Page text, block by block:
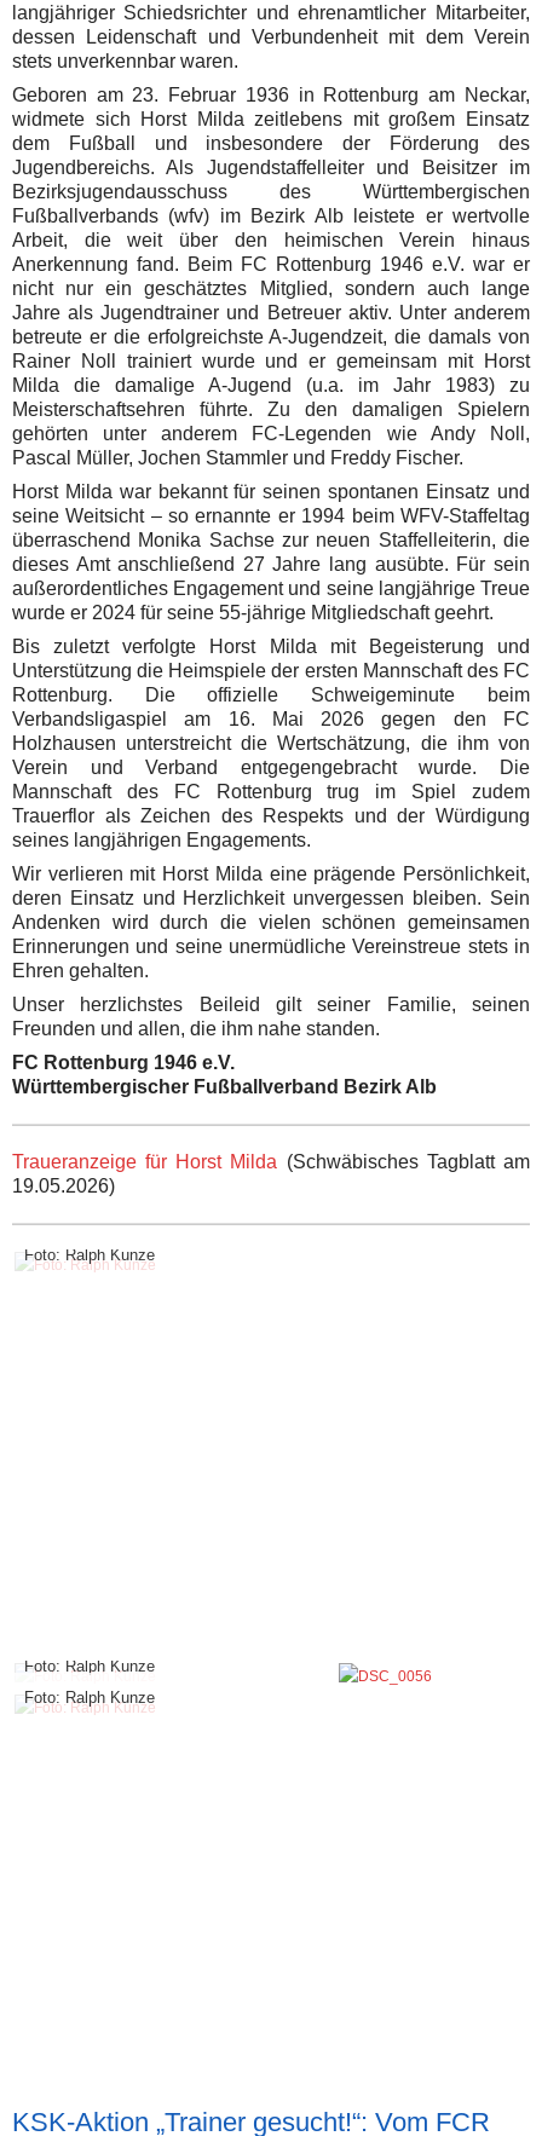
langjähriger Schiedsrichter und ehrenamtlicher Mitarbeiter,
dessen Leidenschaft und Verbundenheit mit dem Verein
stets unverkennbar waren.
Geboren am 23. Februar 1936 in Rottenburg am Neckar,
widmete sich Horst Milda zeitlebens mit großem Einsatz
dem Fußball und insbesondere der Förderung des
Jugendbereichs. Als Jugendstaffelleiter und Beisitzer im
Bezirksjugendausschuss des Württembergischen
Fußballverbands (wfv) im Bezirk Alb leistete er wertvolle
Arbeit, die weit über den heimischen Verein hinaus
Anerkennung fand. Beim FC Rottenburg 1946 e.V. war er
nicht nur ein geschätztes Mitglied, sondern auch lange
Jahre als Jugendtrainer und Betreuer aktiv. Unter anderem
betreute er die erfolgreichste A-Jugendzeit, die damals von
Rainer Noll trainiert wurde und er gemeinsam mit Horst
Milda die damalige A-Jugend (u.a. im Jahr 1983) zu
Meisterschaftsehren führte. Zu den damaligen Spielern
gehörten unter anderem FC-Legenden wie Andy Noll,
Pascal Müller, Jochen Stammler und Freddy Fischer.
Horst Milda war bekannt für seinen spontanen Einsatz und
seine Weitsicht – so ernannte er 1994 beim WFV-Staffeltag
überraschend Monika Sachse zur neuen Staffelleiterin, die
dieses Amt anschließend 27 Jahre lang ausübte. Für sein
außerordentliches Engagement und seine langjährige Treue
wurde er 2024 für seine 55-jährige Mitgliedschaft geehrt.
Bis zuletzt verfolgte Horst Milda mit Begeisterung und
Unterstützung die Heimspiele der ersten Mannschaft des FC
Rottenburg. Die offizielle Schweigeminute beim
Verbandsligaspiel am 16. Mai 2026 gegen den FC
Holzhausen unterstreicht die Wertschätzung, die ihm von
Verein und Verband entgegengebracht wurde. Die
Mannschaft des FC Rottenburg trug im Spiel zudem
Trauerflor als Zeichen des Respekts und der Würdigung
seines langjährigen Engagements.
Wir verlieren mit Horst Milda eine prägende Persönlichkeit,
deren Einsatz und Herzlichkeit unvergessen bleiben. Sein
Andenken wird durch die vielen schönen gemeinsamen
Erinnerungen und seine unermüdliche Vereinstreue stets in
Ehren gehalten.
Unser herzlichstes Beileid gilt seiner Familie, seinen
Freunden und allen, die ihm nahe standen.
FC Rottenburg 1946 e.V.
Württembergischer Fußballverband Bezirk Alb
Traueranzeige für Horst Milda (Schwäbisches Tagblatt am
19.05.2026)
Foto: Ralph Kunze
Foto: Ralph Kunze
Foto: Ralph Kunze
KSK-Aktion „Trainer gesucht!“: Vom FCR